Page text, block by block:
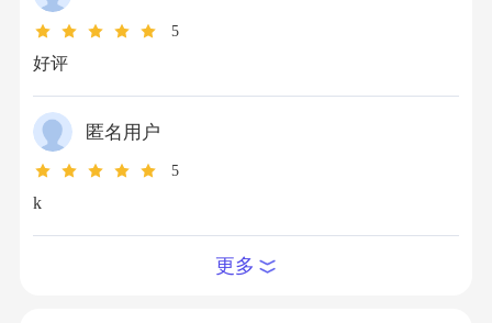
選擇您需要的全民K歌K幣充值
第三步：填寫儲值資訊
輸入您的QQ帳號或微信帳號，確認儲值帳號資料
準確無誤
重要提示：請仔細核對帳號訊息，K幣的儲值是
94LIVES支援全幣種支付，系統自動以國際匯率
5
好评
匿名用户
5
k
更多